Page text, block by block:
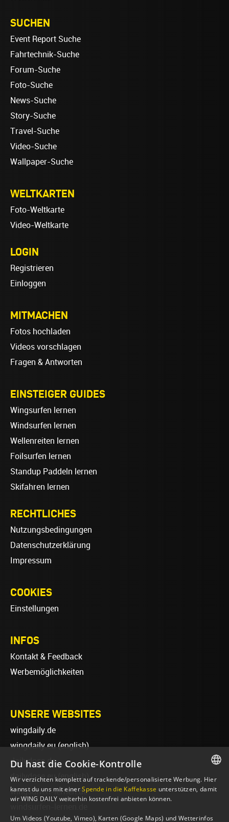
SUCHEN
Event Report Suche
Fahrtechnik-Suche
Forum-Suche
Foto-Suche
News-Suche
Story-Suche
Travel-Suche
Video-Suche
Wallpaper-Suche
WELTKARTEN
Foto-Weltkarte
Video-Weltkarte
LOGIN
Registrieren
Einloggen
MITMACHEN
Fotos hochladen
Videos vorschlagen
Fragen & Antworten
EINSTEIGER GUIDES
Wingsurfen lernen
Windsurfen lernen
Wellenreiten lernen
Foilsurfen lernen
Standup Paddeln lernen
Skifahren lernen
RECHTLICHES
Nutzungsbedingungen
Datenschutzerklärung
Impressum
COOKIES
Einstellungen
INFOS
Kontakt & Feedback
Werbemöglichkeiten
UNSERE WEBSITES
wingdaily.de
wingdaily.eu(english)
dailydose.de
dailydose.eu (english)
wingsurfen-lernen.de
GERMAN
Du hast die Cookie-Kontrolle
Wir verzichten komplett auf trackende/personalisierte Werbung. Hier
kannst du uns mit einerSpende in die Kaffekasse unterstützen, damit
wir WING DAILY weiterhin kostenfrei anbieten können.
Um Videos (Youtube, Vimeo), Karten (Google Maps) und Wetterinfos